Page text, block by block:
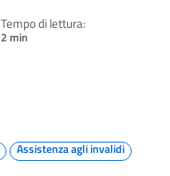
Tempo di lettura:
2 min
Assistenza agli invalidi